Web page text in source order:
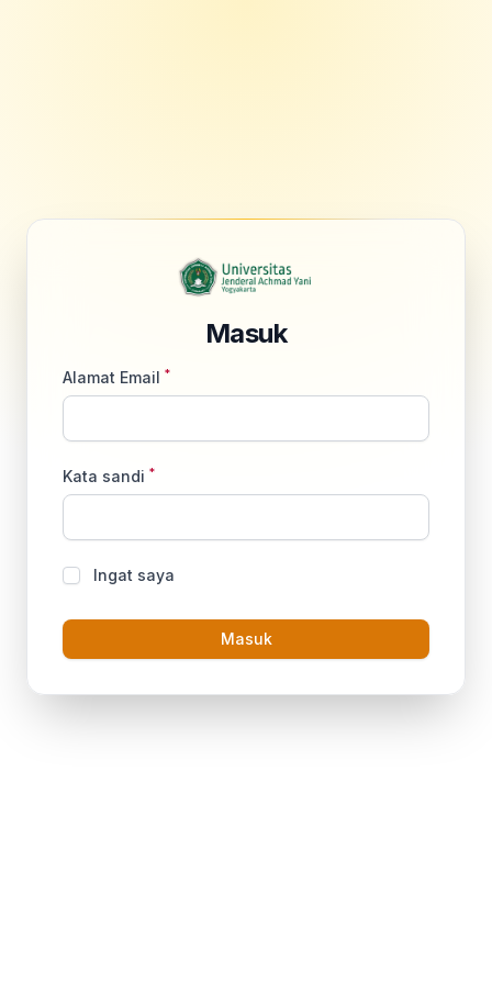
Masuk
Alamat Email *
Kata sandi *
Ingat saya
Masuk